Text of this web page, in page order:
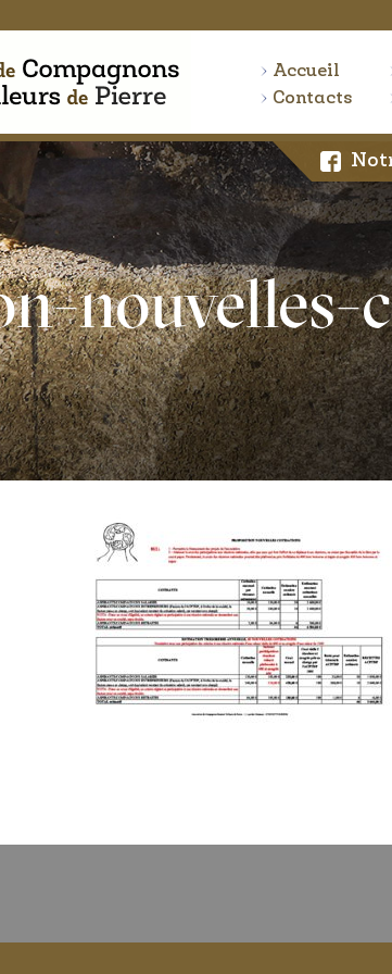
Accueil
Contacts
nouvelles-